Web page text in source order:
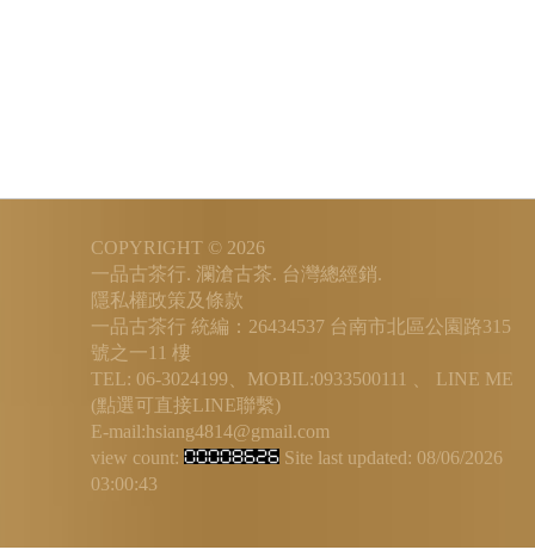
COPYRIGHT © 2026
一品古茶行. 瀾滄古茶. 台灣總經銷.
隱私權政策及條款
一品古茶行 統編：26434537 台南市北區公園路315
號之一11 樓
TEL: 06-3024199、MOBIL:0933500111 、 LINE ME
(點選可直接LINE聯繫)
E-mail:hsiang4814@gmail.com
view count:
Site last updated: 08/06/2026
03:00:43